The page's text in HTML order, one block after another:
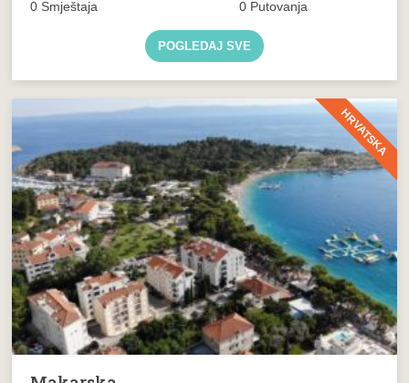
0 Smještaja 0 Putovanja
POGLEDAJ SVE
HRVATSKA